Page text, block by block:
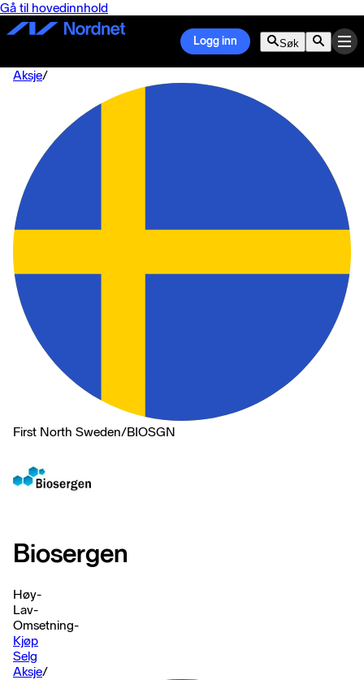
Gå til hovedinnhold
Logg inn Søk
Aksje/
First North Sweden/BIOSGN
Biosergen
Høy-
Lav-
Omsetning-
Kjøp
Selg
Aksje/